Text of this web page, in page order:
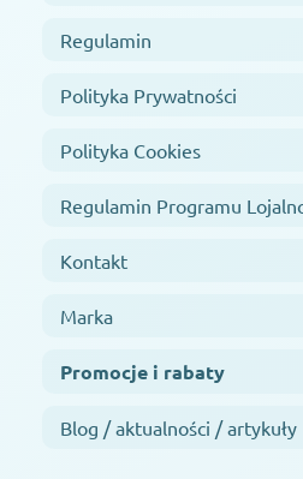
Regulamin
Polityka Prywatności
Polityka Cookies
Regulamin Programu
Kontakt
Marka
Promocje i rabaty
Blog / aktualności / artykuły